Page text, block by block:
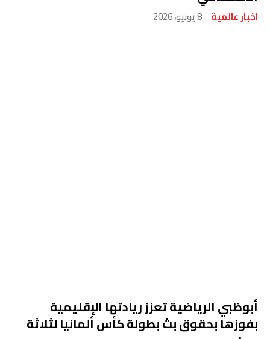
اخبار عالمية 8 يونيو، 2026
أبوظبي الرياضية تعزز ريادتها الإقليمية
بفوزها بحقوق بث بطولة كأس ألمانيا لثلاثة